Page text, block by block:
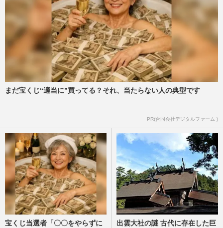
まだ宝くじ“適当に”買ってる？それ、当たらない人の典型です
PR(合同会社デジタルファーム )
宝くじ当選者「〇〇をやらずに
出雲大社の謎 古代に存在した巨